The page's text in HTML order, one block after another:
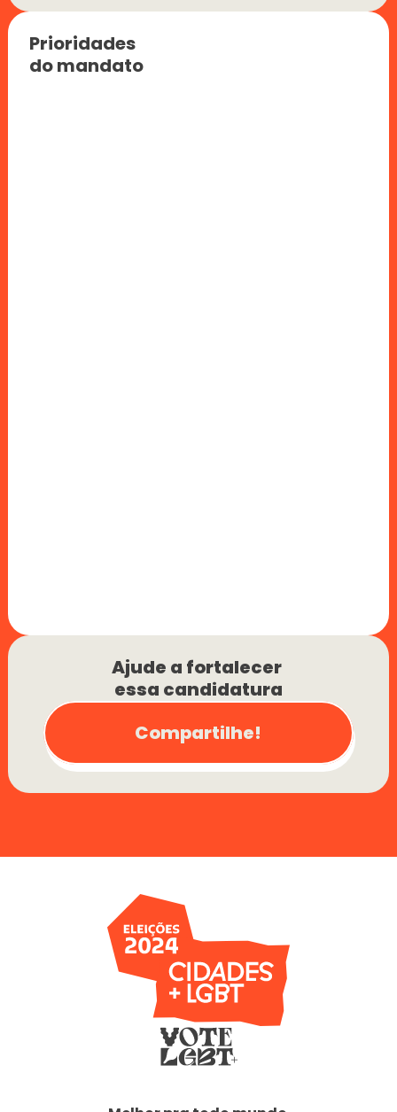
Prioridades
do mandato
Ajude a fortalecer
essa candidatura
Compartilhe!